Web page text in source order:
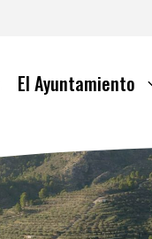
El Ayuntamiento